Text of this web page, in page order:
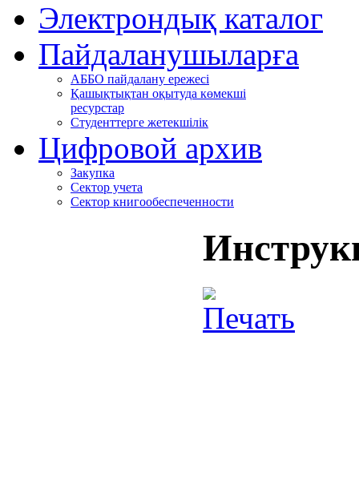
Электрондық каталог
Пайдаланушыларға
АББО пайдалану ережесі
Қашықтықтан оқытуда көмекші
ресурстар
Студенттерге жетекшілік
Цифровой архив
Закупка
Сектор учета
Сектор книгообеспеченности